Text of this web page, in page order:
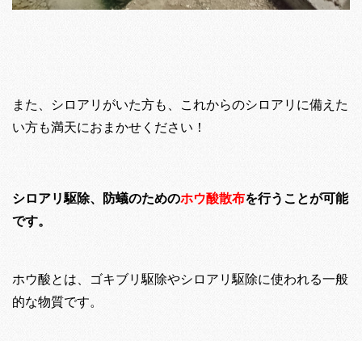
また、シロアリがいた方も、これからのシロアリに備えた
い方も満天におまかせください！
シロアリ駆除、防蟻のためのホウ酸散布を行うことが可能
です。
ホウ酸とは、ゴキブリ駆除やシロアリ駆除に使われる一般
的な物質です。